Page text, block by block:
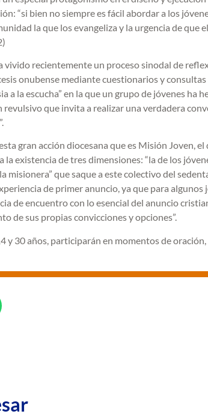
“si bien no siempre es fácil abordar a los
la que los evangeliza y la urgencia de
vivido recientemente un proceso sinodal de
onubense mediante cuestionarios y
a la escucha” en la que un grupo de jóvenes ha
que invita a realizar una verdadera
gran acción diocesana que es Misión Joven,
la existencia de tres dimensiones: “la de los
misionera” que saque a este colectivo del
de primer anuncio, ya que para
de encuentro con lo esencial del anuncio
de sus propias convicciones y opciones”.
y 30 años, participarán en momentos de